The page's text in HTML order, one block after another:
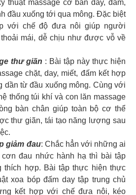
thuật massage cơ bản day, đấm,
đầu xuống tới qua mông. Đặc biệt
với chế độ đưa nôi giúp người
mái, dễ chịu như được vỗ về
thư giãn : Bài tập này thực hiện
chặt, day, miết, đấm kết hợp
dần từ đầu xuống mông. Cùng với
thống túi khí và con lăn massage
bàn chân giúp toàn bộ cơ thể
thư giãn, tái tạo năng lượng sau
giảm đau: Chắc hẳn với những ai
đau nhức hành hạ thì bài tập
thích hợp. Bài tập thực hiện thực
xoa bóp đấm day tập trung chủ
kết hợp với chế đưa nôi, kéo